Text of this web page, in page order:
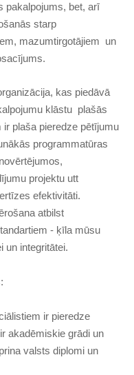
pakalpojums, bet, arī
starp
mazumtirgotājiem un
kas piedāvā
klāstu plašās
plaša pieredze pētījumu
programmatūras
projektu utt
efektivitāti.
atbilst
- ķīla mūsu
un integritātei.
ir pieredze
akadēmiskie grādi un
valsts diplomi un